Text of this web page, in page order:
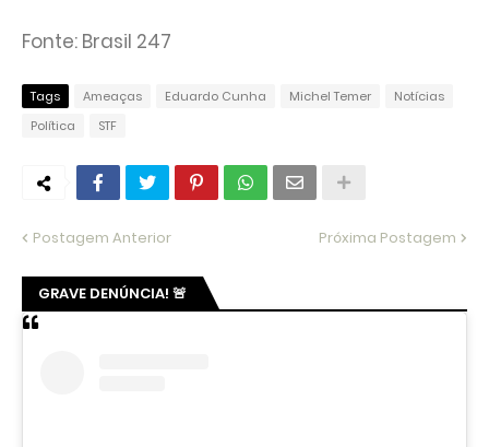
Fonte: Brasil 247
Tags Ameaças Eduardo Cunha Michel Temer
Notícias
Política
STF
Postagem Anterior Próxima Postagem
GRAVE DENÚNCIA! 🚨